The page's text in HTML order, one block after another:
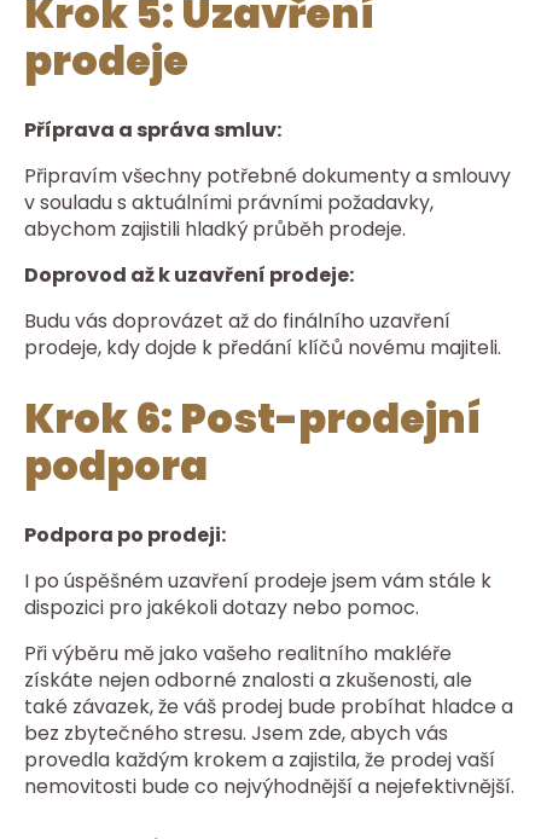
Krok 5: Uzavření
prodeje
Příprava a správa smluv:
Připravím všechny potřebné dokumenty a smlouvy
v souladu s aktuálními právními požadavky,
abychom zajistili hladký průběh prodeje.
Doprovod až k uzavření prodeje:
Budu vás doprovázet až do finálního uzavření
prodeje, kdy dojde k předání klíčů novému majiteli.
Krok 6: Post-prodejní
podpora
Podpora po prodeji:
I po úspěšném uzavření prodeje jsem vám stále k
dispozici pro jakékoli dotazy nebo pomoc.
Při výběru mě jako vašeho realitního makléře
získáte nejen odborné znalosti a zkušenosti, ale
také závazek, že váš prodej bude probíhat hladce a
bez zbytečného stresu. Jsem zde, abych vás
provedla každým krokem a zajistila, že prodej vaší
nemovitosti bude co nejvýhodnější a nejefektivnější.